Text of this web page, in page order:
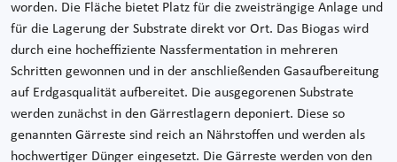
worden. Die Fläche bietet Platz für die zweisträngige Anlage und
für die Lagerung der Substrate direkt vor Ort. Das Biogas wird
durch eine hocheffiziente Nassfermentation in mehreren
Schritten gewonnen und in der anschließenden Gasaufbereitung
auf Erdgasqualität aufbereitet. Die ausgegorenen Substrate
werden zunächst in den Gärrestlagern deponiert. Diese so
genannten Gärreste sind reich an Nährstoffen und werden als
hochwertiger Dünger eingesetzt. Die Gärreste werden von den